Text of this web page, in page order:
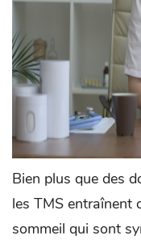
Bien plus que des
les TMS entraînent
sommeil qui sont